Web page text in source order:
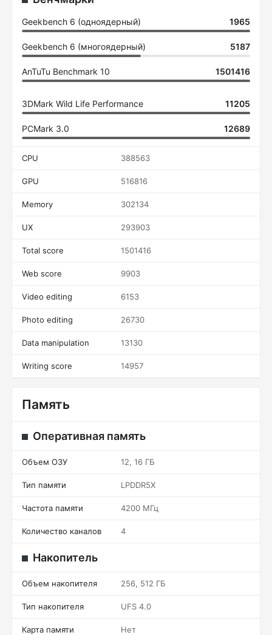
Geekbench 6 (одноядерный) 1965
Geekbench 6 (многоядерный) 5187
AnTuTu Benchmark 10 1501416
3DMark Wild Life Performance 11205
PCMark 3.0 12689
CPU 388563
GPU 516816
Memory 302134
UX 293903
Total score 1501416
Web score 9903
Video editing 6153
Photo editing 26730
Data manipulation 13130
Writing score 14957
Память
Оперативная память
Объем ОЗУ 12, 16 ГБ
Тип памяти LPDDR5X
Частота памяти 4200 МГц
Количество каналов 4
Накопитель
Объем накопителя 256, 512 ГБ
Тип накопителя UFS 4.0
Карта памяти Нет